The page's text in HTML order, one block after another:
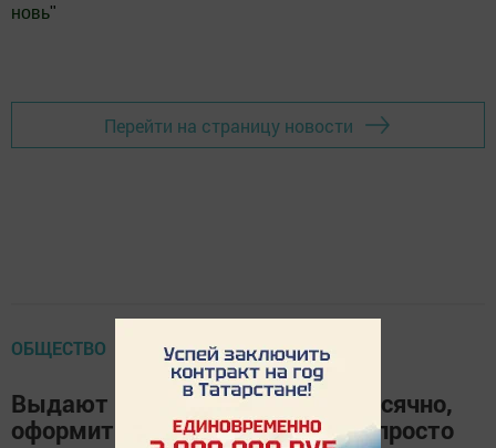
новь"
Перейти на страницу новости
ОБЩЕСТВО
Выдают по 12 792 рубля ежемесячно,
оформить такое пособие очень просто